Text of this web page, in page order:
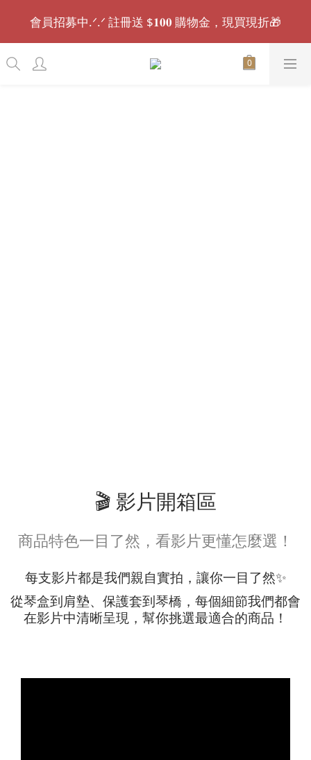
會員招募中.ᐟ.ᐟ 註冊送 $𝟏𝟎𝟎 購物金，現買現折🎁
會員招募中.ᐟ.ᐟ 註冊送 $𝟏𝟎𝟎 購物金，現買現折🎁
🚚全館滿千免運｜𝟏𝟓:𝟑𝟎 前下單，現貨最快當日出
貨.ᐟ.ᐟ⏰
🎬 影片開箱區
商品特色一目了然，看影片更懂怎麼選！
每支影片都是我們親自實拍，讓你一目了然✨
從琴盒到肩墊、保護套到琴橋，每個細節我們都會
在影片中清晰呈現，幫你挑選最適合的商品！